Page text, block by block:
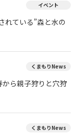
イベント
れている”森と水の
くまもりNews
ら親子狩りと穴狩
くまもりNews